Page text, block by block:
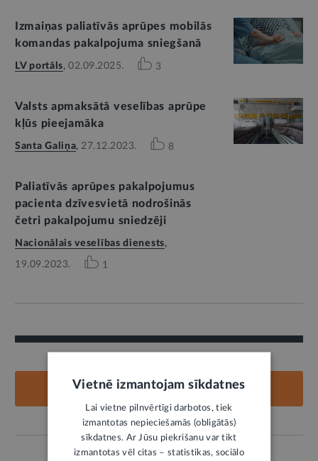
Izmaiņas paliatīvās aprūpes mobilās
komandas pakalpojuma sniegšanā
LV portāls, 02.09.2025. 3
Valsts apmaksātā veselības aprūpe
kļūs pieejamāka
Santa Galiņa, 27.12.2023. 8
Paliatīvās aprūpes pakalpojumus
pacienta dzīvesvietā nodrošinās
četri pakalpojumu sniedzēji
Nacionālais veselības dienests,
19.09.2023. 1
PIEVIENOT KOMENTĀRU
Vietnē izmantojam sīkdatnes
Lai vietne pilnvērtīgi darbotos, tiek
izmantotas nepieciešamās (obligātās)
sīkdatnes. Ar Jūsu piekrišanu var tikt
izmantotas vēl citas – statistikas, sociālo